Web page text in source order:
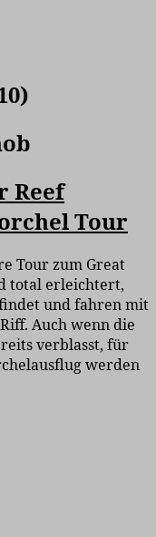
Reef
Tour
Tour zum Great
total erleichtert,
und fahren mit
Auch wenn die
verblasst, für
werden